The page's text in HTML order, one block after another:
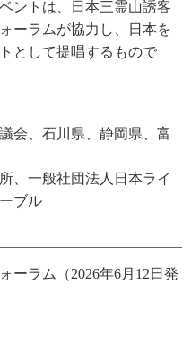
ントは、日本三霊山誘客
ーラムが協力し、日本を
として提唱するもので
会、石川県、静岡県、富
、一般社団法人日本ライ
ブル
ーラム（2026年6月12日発